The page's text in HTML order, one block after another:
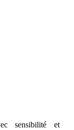
sensibilité et